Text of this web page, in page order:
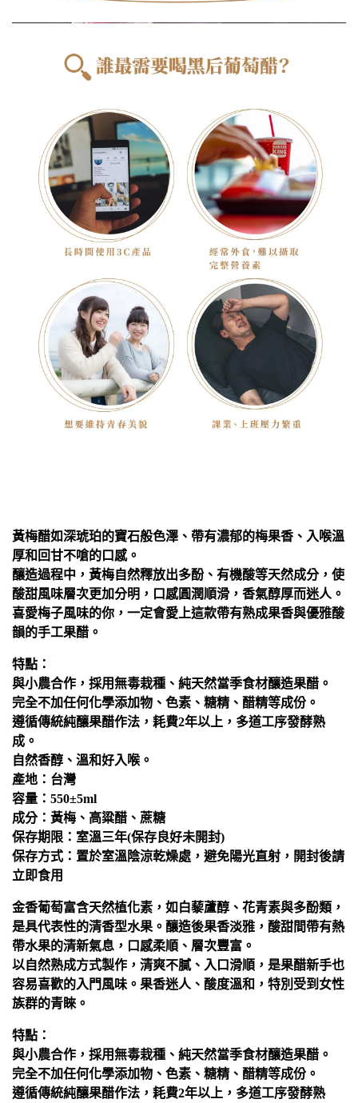
黃梅醋如深琥珀的寶石般色澤、帶有濃郁的梅果香、入喉溫
厚和回甘不嗆的口感。
釀造過程中，黃梅自然釋放出多酚、有機酸等天然成分，使
酸甜風味層次更加分明，口感圓潤順滑，香氣醇厚而迷人。
喜愛梅子風味的你，一定會愛上這款帶有熟成果香與優雅酸
韻的手工果醋。
特點：
與小農合作，採用無毒栽種、純天然當季食材釀造果醋。
完全不加任何化學添加物、色素、糖精、醋精等成份。
遵循傳統純釀果醋作法，耗費2年以上，多道工序發酵熟
成。
自然香醇、溫和好入喉。
產地：台灣
容量：550±5ml
成分：黃梅、高粱醋、蔗糖
保存期限：室溫三年(保存良好未開封)
保存方式：置於室溫陰涼乾燥處，避免陽光直射，開封後請
立即食用
金香葡萄富含天然植化素，如白藜蘆醇、花青素與多酚類，
是具代表性的清香型水果。釀造後果香淡雅，酸甜間帶有熱
帶水果的清新氣息，口感柔順、層次豐富。
以自然熟成方式製作，清爽不膩、入口滑順，是果醋新手也
容易喜歡的入門風味。果香迷人、酸度溫和，特別受到女性
族群的青睞。
特點：
與小農合作，採用無毒栽種、純天然當季食材釀造果醋。
完全不加任何化學添加物、色素、糖精、醋精等成份。
遵循傳統純釀果醋作法，耗費2年以上，多道工序發酵熟